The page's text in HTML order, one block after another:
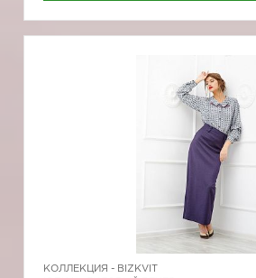
КОЛЛЕКЦИЯ - BIZKVIT